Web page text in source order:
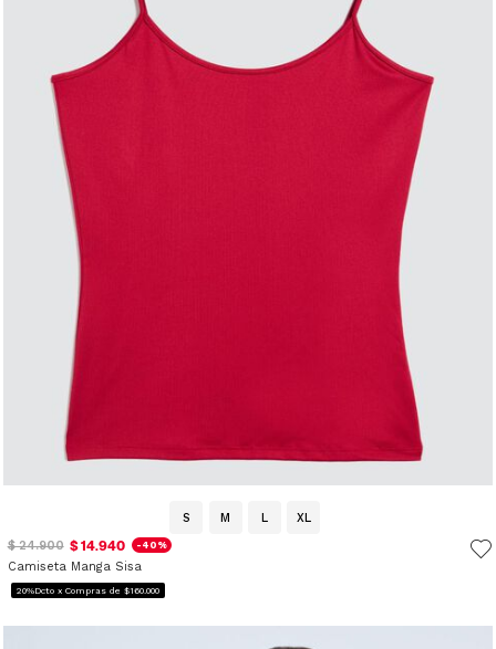
S M L
XL
$ 24.900 $ 14.940 -40%
Camiseta Manga Sisa
20%Dcto x Compras de $160.000